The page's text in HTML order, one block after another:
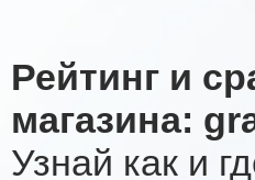
Рейтинг и
магазина:
Узнай как и